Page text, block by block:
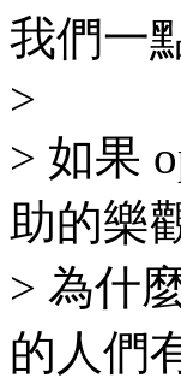
我們一
>
> 如果
助的樂
> 為什
的人們